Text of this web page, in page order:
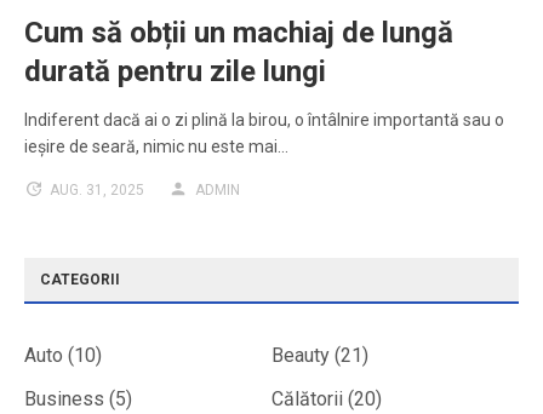
Cum să obții un machiaj de lungă
durată pentru zile lungi
Indiferent dacă ai o zi plină la birou, o întâlnire importantă sau o
ieșire de seară, nimic nu este mai…
AUG. 31, 2025 ADMIN
CATEGORII
Auto (10) Beauty (21)
Business (5) Călătorii (20)